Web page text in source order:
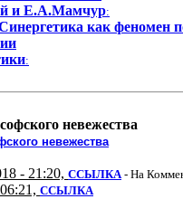
и Е.А.Мамчур:
как феномен
:
невежества
невежества
- 21:20, ССЫЛКА- На
ССЫЛКА